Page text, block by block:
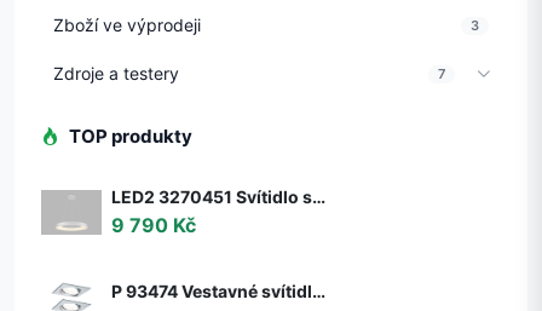
Zboží ve výprodeji 3
Zdroje a testery 7
TOP produkty
LED2 3270451 Svítidlo stropní závěsné LED2 BELLA 60 P-Z, W 50W 2CCT 3000K/4000K - ON/OFF - nestmívatelné - LED2 Lighting
9 790 Kč
P 93474 Vestavné svítidlo LED Nova hranaté 3x6,5W GU10 hliník broušený nastavitelné 3-krokové-stmívatelné - PAULMANN